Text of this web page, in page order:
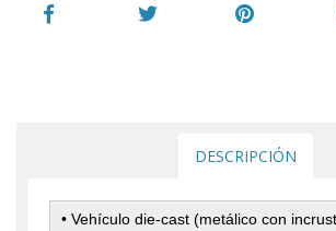
DESCRIPCIÓN
• Vehículo die-cast (metálico con